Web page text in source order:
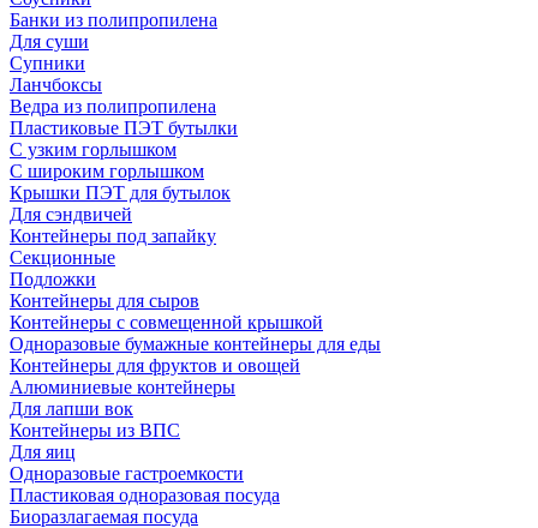
Банки из полипропилена
Для суши
Супники
Ланчбоксы
Ведра из полипропилена
Пластиковые ПЭТ бутылки
С узким горлышком
С широким горлышком
Крышки ПЭТ для бутылок
Для сэндвичей
Контейнеры под запайку
Секционные
Подложки
Контейнеры для сыров
Контейнеры с совмещенной крышкой
Одноразовые бумажные контейнеры для еды
Контейнеры для фруктов и овощей
Алюминиевые контейнеры
Для лапши вок
Контейнеры из ВПС
Для яиц
Одноразовые гастроемкости
Пластиковая одноразовая посуда
Биоразлагаемая посуда